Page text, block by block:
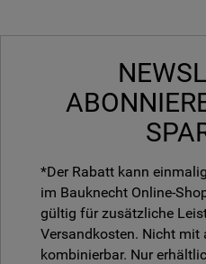
*Der Rabatt kann
im Bauknecht Online-
gültig für zusätzliche
Versandkosten. Nicht mit
kombinierbar. Nur